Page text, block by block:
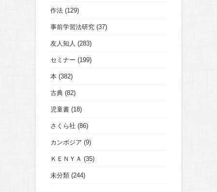
作法 (129)
事前学習法研究 (37)
友人知人 (283)
セミナー (199)
本 (382)
古典 (82)
児童書 (18)
さくら社 (86)
カンボジア (9)
ＫＥＮＹＡ (35)
未分類 (244)